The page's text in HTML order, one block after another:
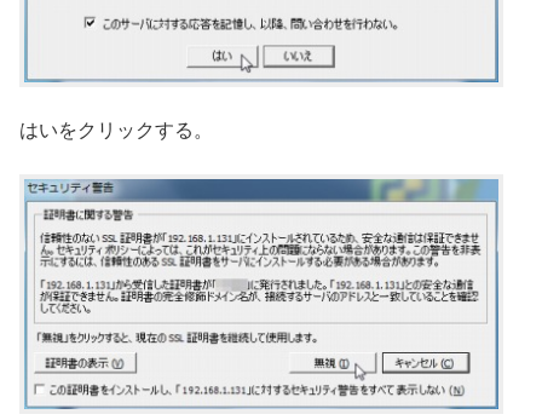
はいをクリックする。